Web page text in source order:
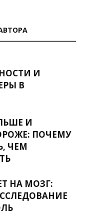
И
В
И
ПОЧЕМУ
ЧЕМ
НА МОЗГ: